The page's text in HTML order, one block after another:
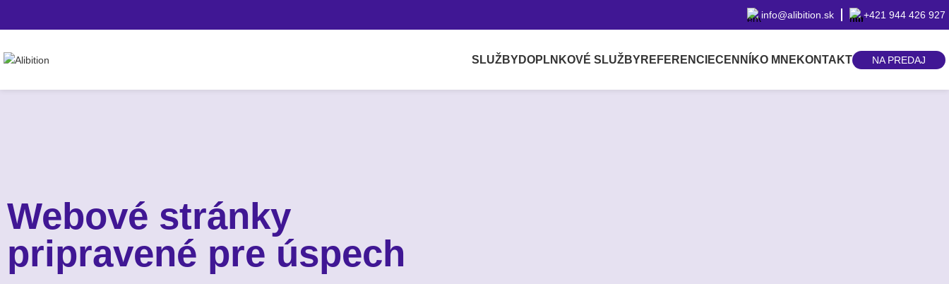
info@alibition.sk +421 944 426 927
SLUŽBYDOPLNKOVÉ SLUŽBYREFERENCIECENNÍKO MNE KONTAKT NA PREDAJ
Webové stránky
pripravené pre úspech